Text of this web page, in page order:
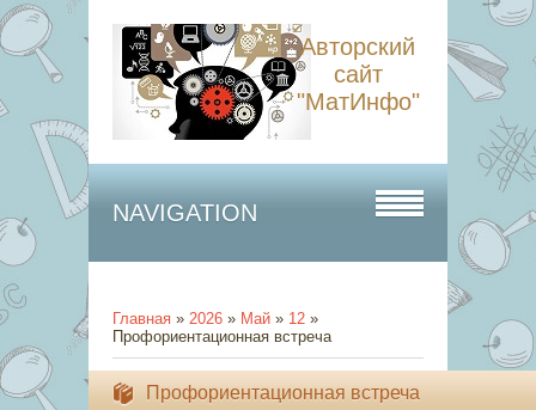
Авторский
сайт
"МатИнфо"
NAVIGATION
Главная » 2026 » Май » 12 »
Профориентационная встреча
Профориентационная встреча